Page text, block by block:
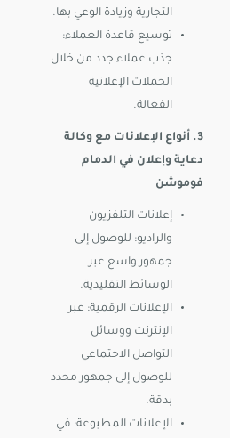
التجارية وزيادة الوعي بها.
توسيع قاعدة العملاء:
جذب عملاء جدد من خلال
الحملات الإعلانية
الفعالة.
3. أنواع الإعلانات مع وكالة
دعاية وإعلان في الدمام
فوموشن
إعلانات التلفزيون
والراديو: للوصول إلى
جمهور واسع عبر
الوسائط التقليدية.
الإعلانات الرقمية: عبر
الإنترنت ووسائل
التواصل الاجتماعي
للوصول إلى جمهور محدد
بدقة.
الإعلانات المطبوعة: في